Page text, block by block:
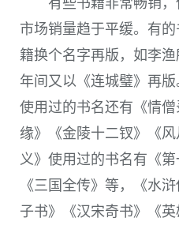
有些书籍非常畅销，
市场销量趋于平缓。有
籍换个名字再版，如李
年间又以《连城璧》再
使用过的书名还有《情
缘》《金陵十二钗》《
义》使用过的书名有《第
《三国全传》等，《水
子书》《汉宋奇书》《